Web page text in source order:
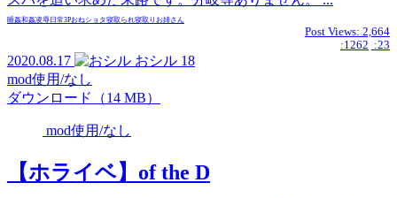
睡姦和姦凌辱 日常3Pおねショタ寝取られ寝取り お姉さん
Post Views: 2,664
:1262 :23
2020.08.17 おシル 18
mod使用/なし
ダウンロード（14 MB）
mod使用/なし
【ホライベ】of the D